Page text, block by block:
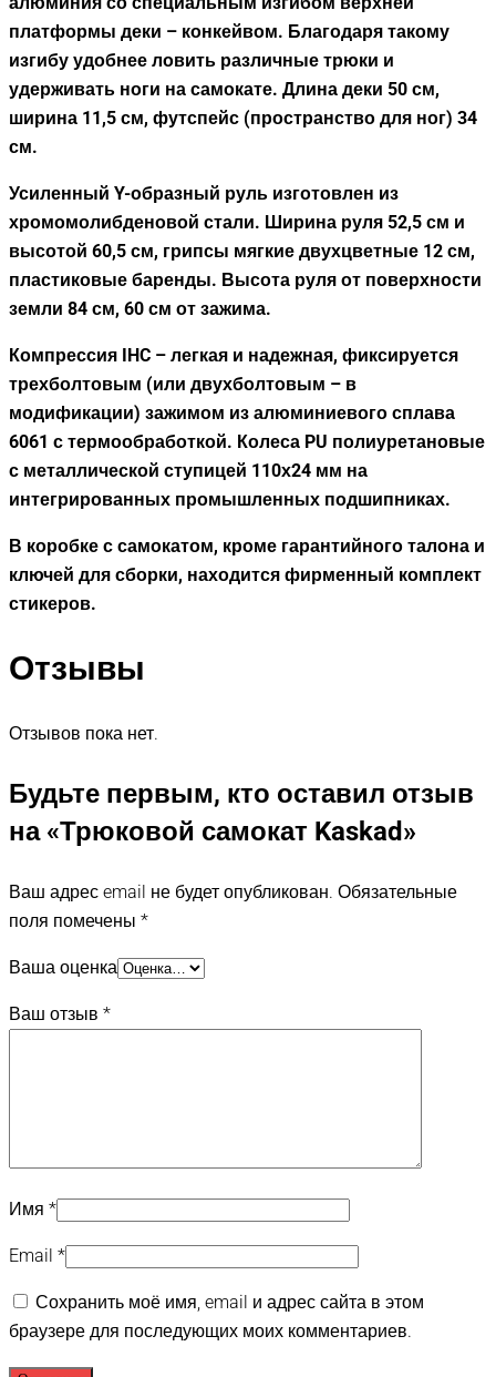
платформы деки – конкейвом. Благодаря такому
изгибу удобнее ловить различные трюки и
удерживать ноги на самокате. Длина деки 50 см,
ширина 11,5 см, футспейс (пространство для ног) 34
см.
Усиленный Y-образный руль изготовлен из
хромомолибденовой стали. Ширина руля 52,5 см и
высотой 60,5 см, грипсы мягкие двухцветные 12 см,
пластиковые баренды. Высота руля от поверхности
земли 84 см, 60 см от зажима.
Компрессия IHC – легкая и надежная, фиксируется
трехболтовым (или двухболтовым – в
модификации) зажимом из алюминиевого сплава
6061 с термообработкой. Колеса PU полиуретановые
с металлической ступицей 110х24 мм на
интегрированных промышленных подшипниках.
В коробке с самокатом, кроме гарантийного талона и
ключей для сборки, находится фирменный комплект
стикеров.
Отзывы
Отзывов пока нет.
Будьте первым, кто оставил отзыв
на «Трюковой самокат Kaskad»
Ваш адрес email не будет опубликован. Обязательные
поля помечены *
Ваша оценка
Ваш отзыв *
Имя *
Email *
Сохранить моё имя, email и адрес сайта в этом
браузере для последующих моих комментариев.